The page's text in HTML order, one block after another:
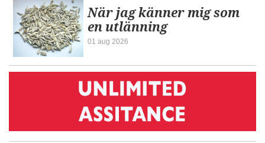
När jag känner mig som
en utlänning
01 aug 2026